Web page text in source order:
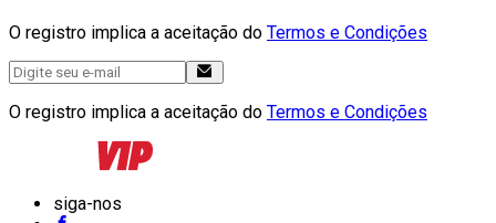
O registro implica a aceitação do Termos e Condições
O registro implica a aceitação do Termos e Condições
siga-nos